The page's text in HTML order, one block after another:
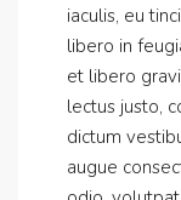
iaculis, eu
libero in
et libero
lectus justo,
dictum
augue